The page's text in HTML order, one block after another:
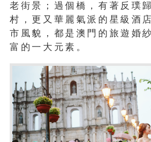
老街景；過個橋，有著反璞
村，更又華麗氣派的星級酒
市風貌，都是澳門的旅遊婚
富的一大元素。